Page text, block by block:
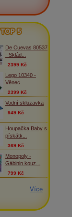
TOP 5
De Cuevas 80537
- Sklád...
2399 Kč
Lego 10340 -
Věnec
2399 Kč
Vodní skluzavka
949 Kč
Houpačka Baby s
pískátk...
369 Kč
Monopoly -
Gábinin kouz...
799 Kč
Více